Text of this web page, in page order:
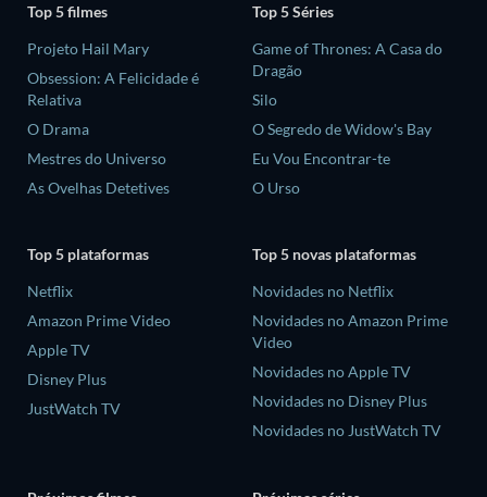
Top 5 filmes
Projeto Hail Mary
Obsession: A Felicidade é
Relativa
O Drama
Mestres do Universo
As Ovelhas Detetives
Top 5 Séries
Game of Thrones: A Casa do
Dragão
Silo
O Segredo de Widow's Bay
Eu Vou Encontrar-te
O Urso
Top 5 plataformas
Netflix
Amazon Prime Video
Apple TV
Disney Plus
JustWatch TV
Top 5 novas plataformas
Novidades no Netflix
Novidades no Amazon Prime
Video
Novidades no Apple TV
Novidades no Disney Plus
Novidades no JustWatch TV